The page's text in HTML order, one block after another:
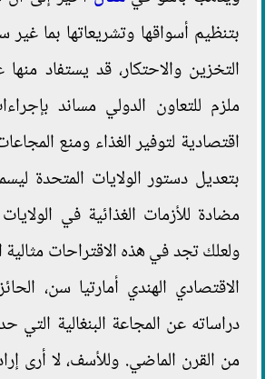
بتنظيم أسواقها وتشريعاتها بما
التخزين والاحتكار، قد يستفاد منها
ملزم للتعاون الدولي مساند
اقتصادية لتوفير الغذاء ومنع
بتعديل دستور الولايات المتحدة
مضادة للأزمات الغذائية في
ولعلك تجد في هذه الاقتراحات
الاقتصادي الهندي أمارتيا سن،
دراساته عن المجاعة البنغالية التي
من القرن الماضي. وللأسف، لا أرى